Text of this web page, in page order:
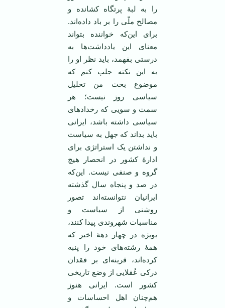
را به لبۀ پرتگاه کشانده و
مصالح ملّی را بر باد داده‌اند.
برای این‌که خواننده بتواند
معنای این یادداشت‌ها به
درستی بفهمد، باید نظر او را
به این نکته جلب کنم که
موضوع بحث من تحلیل
سیاسی روز نیست؛ هر
سمت و سویی که رخدادهای
سیاسی داشته باشد، ایرانی
باید بداند که جهل به سیاست
و نداشتن یک استراتژی برای
ادارۀ کشور در انحصار هیچ
گروه و صنفی نیست. این‌که
در صد و پنجاه سال گذشته
ایرانیان نتوانسته‌اند تصور
روشنی از سیاست و
مناسبات شهروندی پیدا کنند،
بویژه در چهار دهۀ اخیر که
همۀ رشته‌های خود را پنبه
کرده‌اند، قرینه‌ای بر فقدان
درکی عُقلایی از وضع تاریخی
کشور است. ایرانی هنوز
هم‌چنان اهل احساسات و